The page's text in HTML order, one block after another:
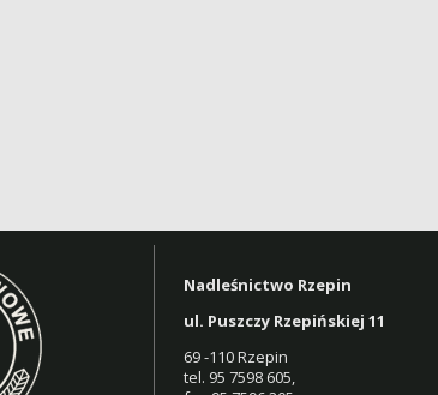
Nadleśnictwo Rzepin
ul. Puszczy Rzepińskiej 11
69 -110 Rzepin
tel. 95 7598 605,